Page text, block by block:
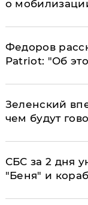
о
Федоров
Patriot: "Об
Зеленский
чем будут
СБС за 2 дня
"Беня" и